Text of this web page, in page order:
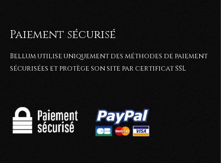
Paiement sécurisé
Bellum utilise uniquement des méthodes de paiement
sécurisées et protège son site par certificat SSL